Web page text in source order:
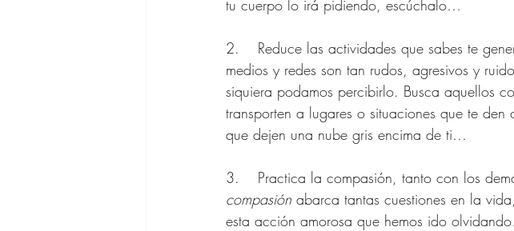
tu cuerpo lo irá pidiendo, escúchalo…
2.	Reduce las actividades que sabes te generan estrés o ansiedad. Muchos contenidos en los
medios y redes son tan rudos, agresivos y
siquiera podamos percibirlo. Busca aquellos
transporten a lugares o situaciones que te
que dejen una nube gris encima de ti…
3.	Practica la compasión, tanto con los
compasión abarca tantas cuestiones en la
esta acción amorosa que hemos ido